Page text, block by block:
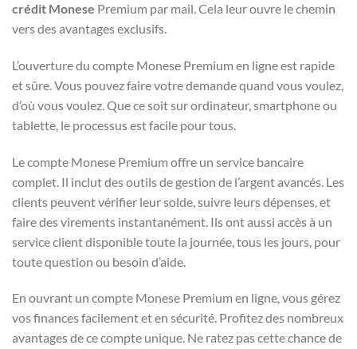
crédit Monese Premium par mail. Cela leur ouvre le chemin
vers des avantages exclusifs.
L’ouverture du compte Monese Premium en ligne est rapide
et sûre. Vous pouvez faire votre demande quand vous voulez,
d’où vous voulez. Que ce soit sur ordinateur, smartphone ou
tablette, le processus est facile pour tous.
Le compte Monese Premium offre un service bancaire
complet. Il inclut des outils de gestion de l’argent avancés. Les
clients peuvent vérifier leur solde, suivre leurs dépenses, et
faire des virements instantanément. Ils ont aussi accès à un
service client disponible toute la journée, tous les jours, pour
toute question ou besoin d’aide.
En ouvrant un compte Monese Premium en ligne, vous gérez
vos finances facilement et en sécurité. Profitez des nombreux
avantages de ce compte unique. Ne ratez pas cette chance de